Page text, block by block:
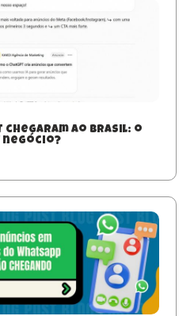
chegaram ao Brasil: o
negócio?